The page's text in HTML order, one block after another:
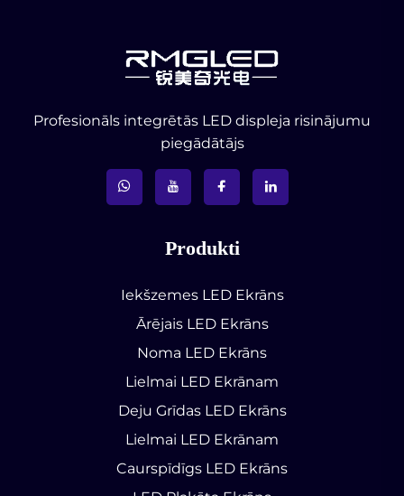
Profesionāls integrētās LED displeja risinājumu
piegādātājs
Produkti
Iekšzemes LED Ekrāns
Ārējais LED Ekrāns
Noma LED Ekrāns
Lielmai LED Ekrānam
Deju Grīdas LED Ekrāns
Lielmai LED Ekrānam
Caurspīdīgs LED Ekrāns